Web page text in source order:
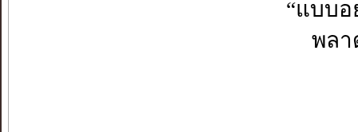
“แบบอ
พลา